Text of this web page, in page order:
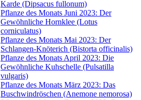
Karde (Dipsacus fullonum)
Pflanze des Monats Juni 2023: Der
Gewöhnliche Hornklee (Lotus
corniculatus)
Pflanze des Monats Mai 2023: Der
Schlangen-Knöterich (Bistorta officinalis)
Pflanze des Monats April 2023: Die
Gewöhnliche Kuhschelle (Pulsatilla
vulgaris)
Pflanze des Monats März 2023: Das
Buschwindröschen (Anemone nemorosa)